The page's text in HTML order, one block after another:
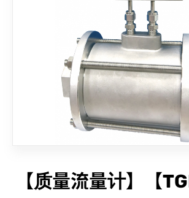
【质量流量计】【